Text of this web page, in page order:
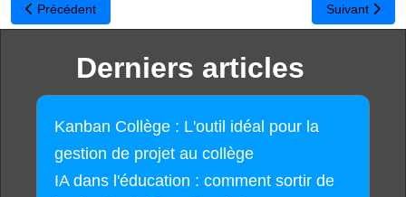
Article précédent : DETEKT : vérifiez si vous êtes espionné
Précédent Article
Suivant
Derniers articles
Kanban Collège : L'outil idéal pour la
gestion de projet au collège
IA dans l'éducation : comment sortir de